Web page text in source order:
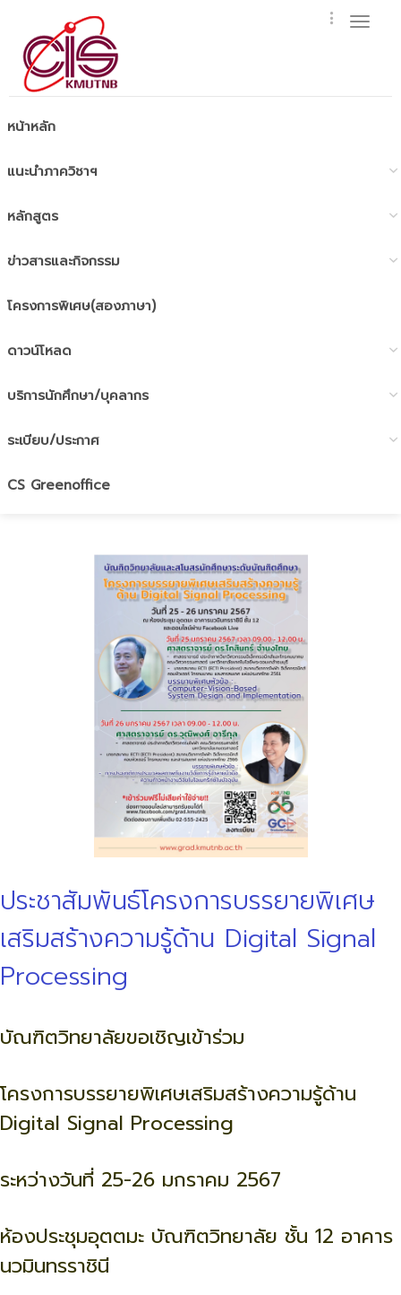
หน้าหลัก
แนะนำภาควิชาฯ
หลักสูตร
ข่าวสารและกิจกรรม
โครงการพิเศษ(สองภาษา)
ดาวน์โหลด
บริการนักศึกษา/บุคลากร
ระเบียบ/ประกาศ
CS Greenoffice
ประชาสัมพันธ์โครงการบรรยายพิเศษ
เสริมสร้างความรู้ด้าน Digital Signal
Processing
บัณฑิตวิทยาลัยขอเชิญเข้าร่วม
โครงการบรรยายพิเศษเสริมสร้างความรู้ด้าน
Digital Signal Processing
ระหว่างวันที่ 25-26 มกราคม 2567
ห้องประชุมอุตตมะ บัณฑิตวิทยาลัย ชั้น 12 อาคาร
นวมินทรราชินี